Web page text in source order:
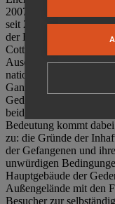
2007 den Verein
seit 2011 Eigentümer
der Bautzener Straße
Cottbus ist. Im Zentrum
Auseinandersetzung
nationalsozialistischen
Ganzjährig zeigen
Gedenkstätte
beiden deutschen
Bedeutung kommt
zu: die Gründe der
der Gefangenen und
unwürdigen
Hauptgebäude der
Außengelände mit den
Besucher zur